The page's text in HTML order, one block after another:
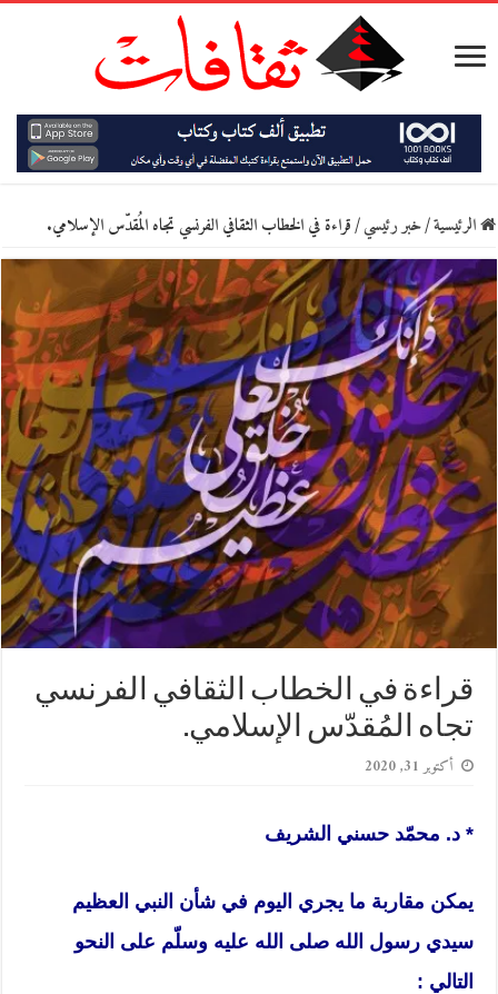
الرئيسية/خبر رئيسي/قراءة في الخطاب الثقافي الفرنسي تجاه المُقدّس الإسلامي.
قراءة في الخطاب الثقافي الفرنسي
تجاه المُقدّس الإسلامي.
أكتوبر 31, 2020
* د. محمّد حسني الشريف
يمكن مقاربة ما يجري اليوم في شأن النبي العظيم
سيدي رسول الله صلى الله عليه وسلّم على النحو
التالي :